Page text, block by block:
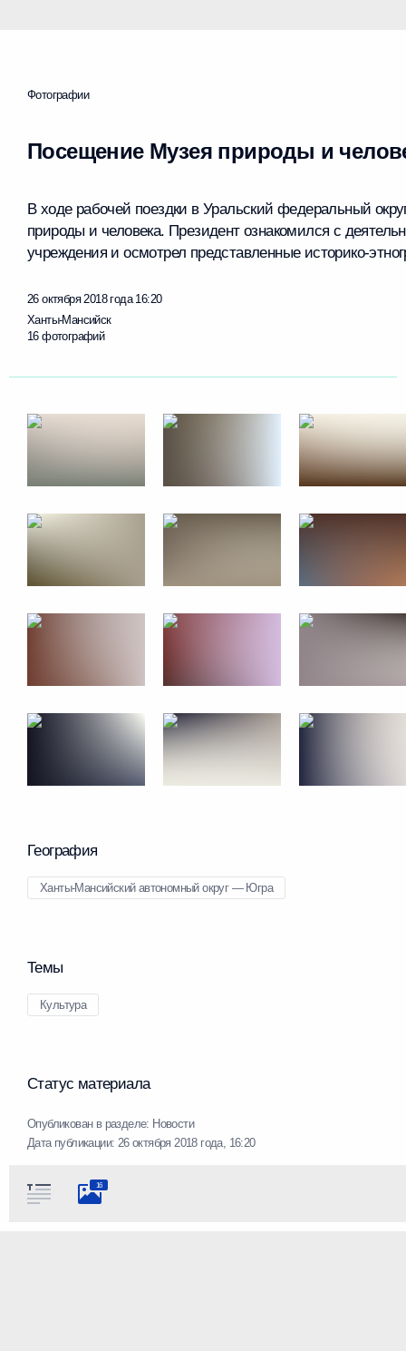
Фотографии
Посещение Музея природы и
В ходе рабочей поездки в Уральский федеральный
природы и человека. Президент ознакомился с
учреждения и осмотрел представленные историко-
26 октября 2018 года 16:20
Ханты-Мансийск
16 фотографий
География
Ханты-Мансийский автономный округ — Югра
Темы
Культура
Статус материала
Опубликован в разделе: Новости
Дата публикации: 26 октября 2018 года, 16:20
16